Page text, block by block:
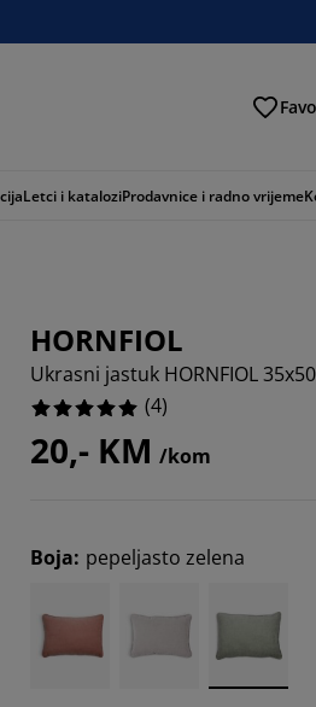
Letci i kataloziProdavnice i radno vrijeme
HORNFIOL
Ukrasni jastuk HORNFIOL
(4)
20,- KM /kom
Boja: pepeljasto zelena